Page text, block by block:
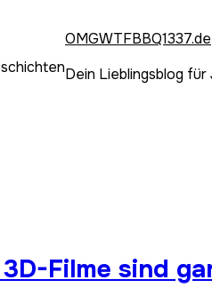
OMGWTFBBQ1337.de
Dein Lieblingsblog
Filme sind